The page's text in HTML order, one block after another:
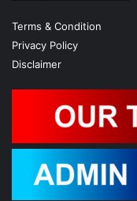
Terms & Condition
Privacy Policy
Disclaimer